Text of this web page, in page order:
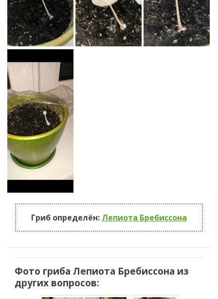
Гриб определён: Лепиота Бребиссона
Фото гриба Лепиота Бребиссона из
других вопросов: